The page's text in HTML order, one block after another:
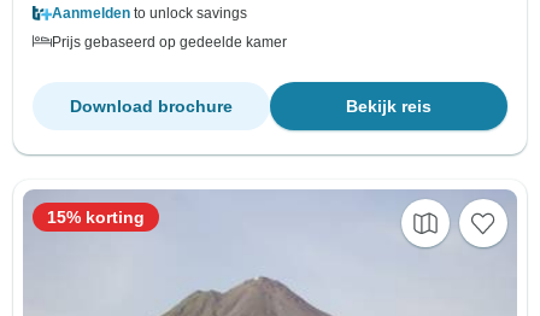
Aanmelden to unlock savings
Prijs gebaseerd op gedeelde kamer
Bekijk reis
Download brochure
15% korting